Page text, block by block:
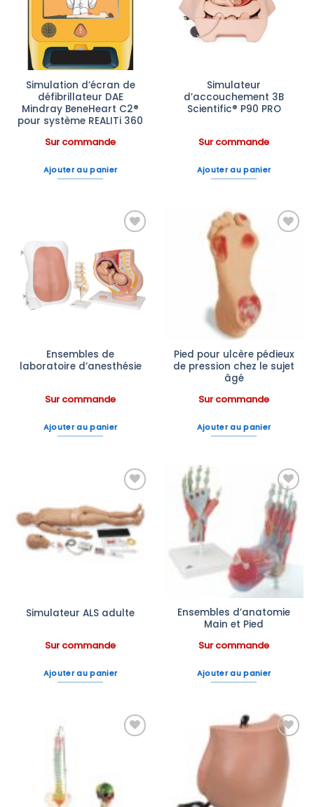
d’envies
Simulation d’écran de
défibrillateur DAE
Mindray BeneHeart C2®
pour système REALITi 360
Sur commande
Ajouter au panier
à la liste
d’envies
Simulateur
d’accouchement 3B
Scientific® P90 PRO
Sur commande
Ajouter au panier
Ajouter
à la liste
d’envies
Ensembles de
laboratoire d’anesthésie
Sur commande
Ajouter au panier
Pied pour ulcère pédieux
de pression chez le sujet
âgé
Sur commande
Ajouter au panier
Ajouter
à la liste
d’envies
Simulateur ALS adulte
Sur commande
Ajouter au panier
Ajouter
à la liste
d’envies
Ensembles d’anatomie
Main et Pied
Sur commande
Ajouter au panier
à la liste
d’envies
Ajouter
à la liste
d’envies